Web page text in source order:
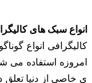
انواع سبک ‌های
کالیگرافی انواع
امروزه استفاده می
‌ی خاصی از دنیا تعلق